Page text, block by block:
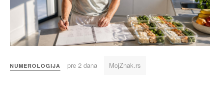
NUMEROLOGIJA pre 2 dana MojZnak.rs